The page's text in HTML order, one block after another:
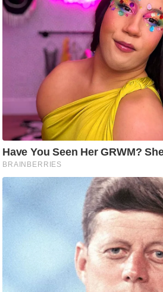
आ
र
य
प
र
स
मी